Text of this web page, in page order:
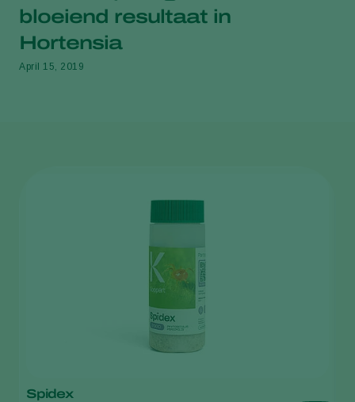
bloeiend resultaat in
Hortensia
April 15, 2019
Spidex